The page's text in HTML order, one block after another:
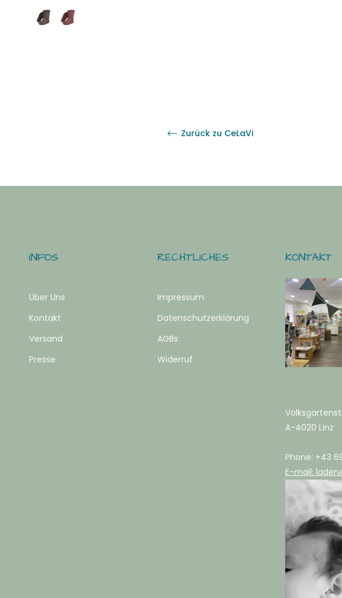
Preis
Zurück zu CeLaVi
INFOS
Über Uns
Kontakt
Versand
Presse
RECHTLICHES
Impressum
Datenschutzerklärung
AGBs
Widerruf
KONTAKT
A-4020 Linz
Phone: +43
E-mail: